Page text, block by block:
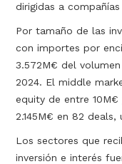
dirigidas a
Por tamaño de las
con importes por
3.572M€ del
2024. El middle
equity de entre
2.145M€ en 82 deals,
Los sectores que
inversión e interés